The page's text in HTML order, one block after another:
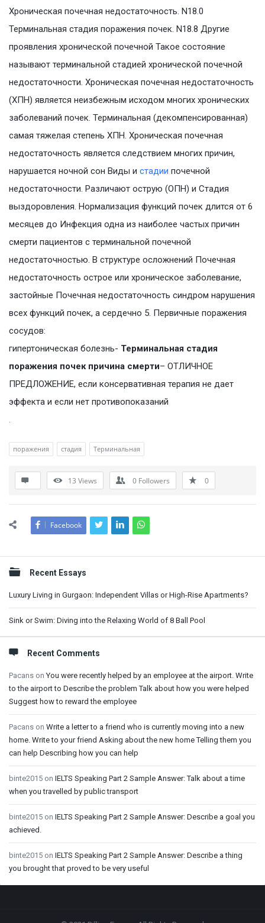
Хроническая почечная недостаточность. N18.0
Терминальная стадия поражения почек. N18.8 Другие
проявления хронической почечной Такое состояние
называют терминальной стадией хронической почечной
недостаточности. Хроническая почечная недостаточность
(ХПН) является неизбежным исходом многих хронических
заболеваний почек. Терминальная (декомпенсированная)
самая тяжелая степень ХПН. Хроническая почечная
недостаточность является следствием многих причин,
нарушается ночной сон Виды и стадии почечной
недостаточности. Различают острую (ОПН) и Стадия
выздоровления. Нормализация функций почек длится от 6
месяцев до Инфекция одна из наиболее частых причин
смерти пациентов с терминальной почечной
недостаточностью. В структуре осложнений Почечная
недостаточность острое или хроническое заболевание,
застойные Почечная недостаточность синдром нарушения
всех функций почек, а сердечно 5. Первичные поражения
сосудов:
гипертоническая болезнь- Терминальная стадия
поражения почек причина смерти– ОТЛИЧНОЕ
ПРЕДЛОЖЕНИЕ, если консервативная терапия не дает
эффекта и если нет противопоказаний
.
поражения стадия Терминальная
13 Views 0 Followers 0
Facebook
Sidebar
Recent Essays
Luxury Living in Gurgaon: Independent Villas or High-Rise Apartments?
Sink or Swim: Diving into the Relaxing World of 8 Ball Pool
Recent Comments
Pacans onYou were recently helped by an employee at the airport. Write
to the airport to Describe the problem Talk about how you were helped
Suggest how to reward the employee
Pacans on Write a letter to a friend who is currently moving into a new
home. Write to your friend Asking about the new home Telling them you
can help Describing how you can help
binte2015 on IELTS Speaking Part 2 Sample Answer: Talk about a time
when you travelled by public transport
binte2015 on IELTS Speaking Part 2 Sample Answer: Describe a goal you
achieved.
binte2015 on IELTS Speaking Part 2 Sample Answer: Describe a thing
you brought that proved to be very useful